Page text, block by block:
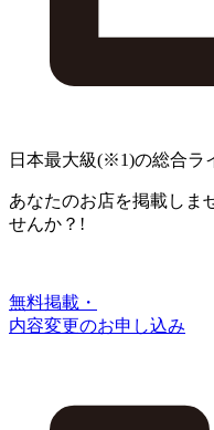
日本最大級(※1)の総合ラ
あなたのお店を掲載しま
せんか？!
無料掲載・
内容変更のお申し込み